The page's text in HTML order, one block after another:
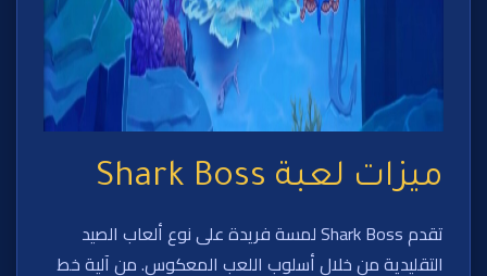
ميزات لعبة Shark Boss
تقدم Shark Boss لمسة فريدة على نوع ألعاب الصيد
التقليدية من خلال أسلوب اللعب المعكوس. من آلية خط